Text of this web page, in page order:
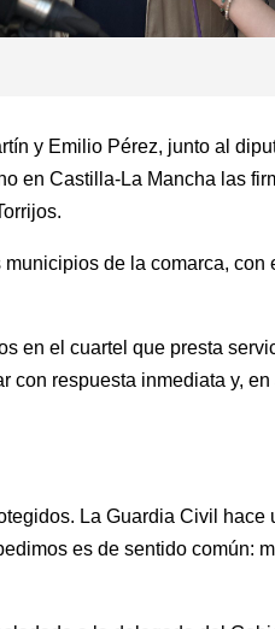
y Emilio Pérez, junto al
en Castilla-La Mancha las
de la comarca, con
en el cuartel que presta
respuesta inmediata y,
La Guardia Civil hace
es de sentido común: